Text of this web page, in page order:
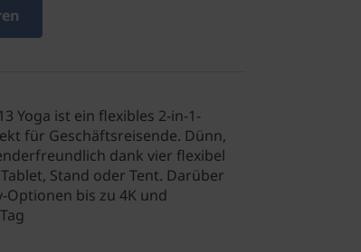
Yoga ist ein flexibles 2-in-1-
für Geschäftsreisende. Dünn,
dank vier flexibel
Stand oder Tent. Darüber
Optionen bis zu 4K und